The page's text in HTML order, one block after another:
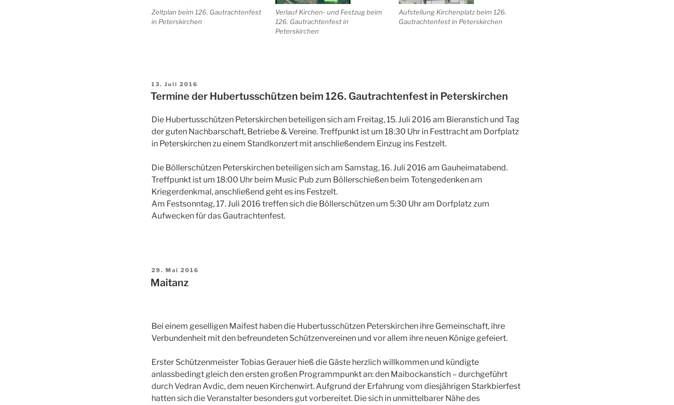
Zeltplan beim 126. Gautrachtenfest
in Peterskirchen
Verlauf Kirchen- und Festzug beim
126. Gautrachtenfest in
Peterskirchen
Aufstellung Kirchenplatz beim 126.
Gautrachtenfest in Peterskirchen
Veröffentlicht
am
13. Juli 2016
Termine der Hubertusschützen beim 126. Gautrachtenfest in Peterskirchen
Die Hubertusschützen Peterskirchen beteiligen sich am Freitag, 15. Juli 2016 am Bieranstich und Tag
der guten Nachbarschaft, Betriebe & Vereine. Treffpunkt ist um 18:30 Uhr in Festtracht am Dorfplatz
in Peterskirchen zu einem Standkonzert mit anschließendem Einzug ins Festzelt.
Die Böllerschützen Peterskirchen beteiligen sich am Samstag, 16. Juli 2016 am Gauheimatabend.
Treffpunkt ist um 18:00 Uhr beim Music Pub zum Böllerschießen beim Totengedenken am
Kriegerdenkmal, anschließend geht es ins Festzelt.
Am Festsonntag, 17. Juli 2016 treffen sich die Böllerschützen um 5:30 Uhr am Dorfplatz zum
Aufwecken für das Gautrachtenfest.
Veröffentlicht
am
29. Mai 2016
Maitanz
Bei einem geselligen Maifest haben die Hubertusschützen Peterskirchen ihre Gemeinschaft, ihre
Verbundenheit mit den befreundeten Schützenvereinen und vor allem ihre neuen Könige gefeiert.
Erster Schützenmeister Tobias Gerauer hieß die Gäste herzlich willkommen und kündigte
anlassbedingt gleich den ersten großen Programmpunkt an: den Maibockanstich – durchgeführt
durch Vedran Avdic, dem neuen Kirchenwirt. Aufgrund der Erfahrung vom diesjährigen Starkbierfest
hatten sich die Veranstalter besonders gut vorbereitet. Die sich in unmittelbarer Nähe des